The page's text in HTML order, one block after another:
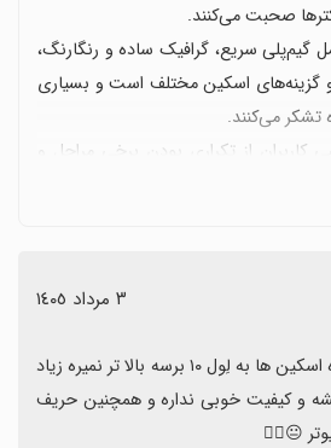
صحبت می‌کنند.
گیم‌پلی سریع، گرافیک ساده و رنگارنگ،
گزینه‌های اسکین مختلف است و بسیاری
تشکر می‌کنند.
کاربران از تکراری بودن برخی مراحل و
تازه مانند زمین‌های جدید و باز شدن
روی گوگل‌پلی وجود دارد که می‌تواند
و نیاز به به‌روزرسانی دارد.
شامل اضافه کردن سطوح سخت‌تر،
اضافه کردن لباس‌های بیشتر و
برای رفع باگ‌ها است.
٣ مرداد ١٤٠٥
😐🤦‍♀️